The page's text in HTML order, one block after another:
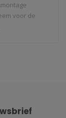
voor de
R/S/NK...